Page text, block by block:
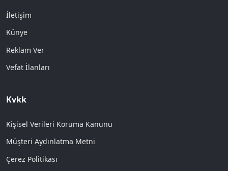
İletişim
Künye
Reklam Ver
Vefat İlanları
Kvkk
Kişisel Verileri Koruma Kanunu
Müşteri Aydınlatma Metni
Çerez Politikası